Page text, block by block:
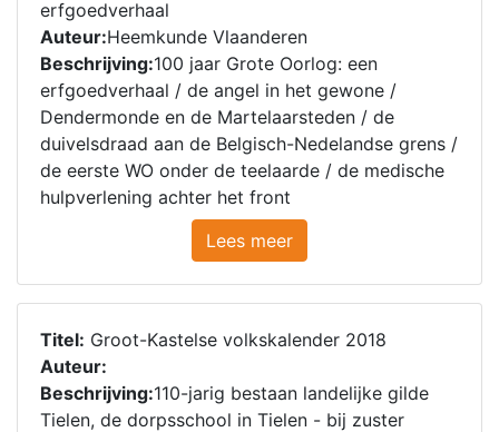
erfgoedverhaal
Auteur:Heemkunde Vlaanderen
Beschrijving:100 jaar Grote Oorlog: een
erfgoedverhaal / de angel in het gewone /
Dendermonde en de Martelaarsteden / de
duivelsdraad aan de Belgisch-Nedelandse grens /
de eerste WO onder de teelaarde / de medische
hulpverlening achter het front
Lees meer
Titel: Groot-Kastelse volkskalender 2018
Auteur:
Beschrijving:110-jarig bestaan landelijke gilde
Tielen, de dorpsschool in Tielen - bij zuster